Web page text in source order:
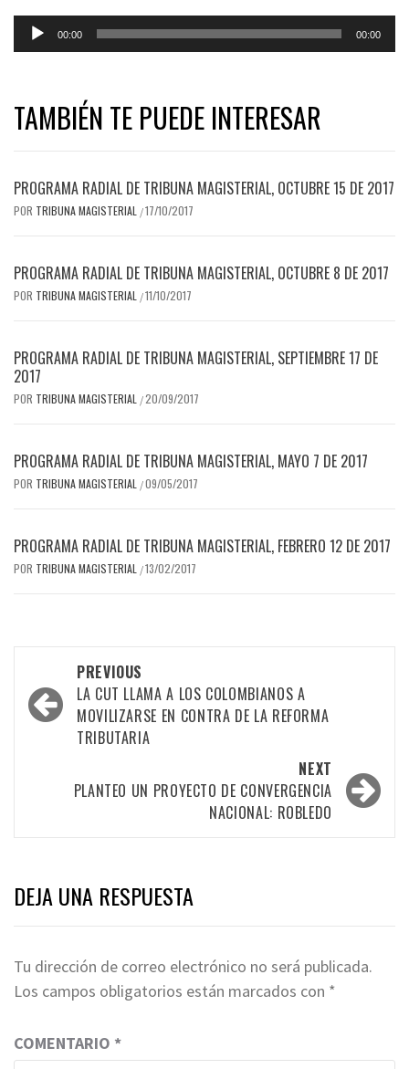
Reproductor
de
00:00 00:00
TAMBIÉN TE PUEDE INTERESAR
PROGRAMA RADIAL DE TRIBUNA MAGISTERIAL, OCTUBRE 15 DE 2017
POR TRIBUNA MAGISTERIAL /17/10/2017
PROGRAMA RADIAL DE TRIBUNA MAGISTERIAL, OCTUBRE 8 DE 2017
POR TRIBUNA MAGISTERIAL /11/10/2017
PROGRAMA RADIAL DE TRIBUNA MAGISTERIAL, SEPTIEMBRE 17 DE
2017
POR TRIBUNA MAGISTERIAL /20/09/2017
PROGRAMA RADIAL DE TRIBUNA MAGISTERIAL, MAYO 7 DE 2017
POR TRIBUNA MAGISTERIAL /09/05/2017
PROGRAMA RADIAL DE TRIBUNA MAGISTERIAL, FEBRERO 12 DE 2017
POR TRIBUNA MAGISTERIAL /13/02/2017
navigation
PREVIOUS
LA CUT LLAMA A LOS COLOMBIANOS A
MOVILIZARSE EN CONTRA DE LA REFORMA
TRIBUTARIA
NEXT
PLANTEO UN PROYECTO DE CONVERGENCIA
NACIONAL: ROBLEDO
DEJA UNA RESPUESTA
Tu dirección de correo electrónico no será publicada.
Los campos obligatorios están marcados con *
COMENTARIO *